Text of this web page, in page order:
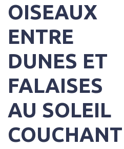
OISEAUX
ENTRE
DUNES ET
FALAISES
AU SOLEIL
COUCHANT